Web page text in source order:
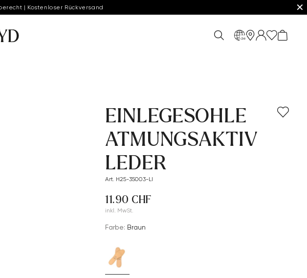
| Kostenloser Rückversand ✕
de
EINLEGESOHLE
ATMUNGSAKTIV
LEDER
Art. H25-35003-LI
11.90 CHF
inkl. MwSt.
Farbe: Braun